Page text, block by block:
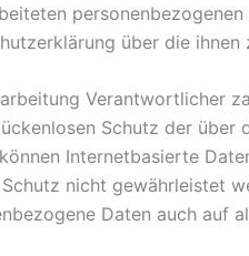
über die
Verantwortlicher
Schutz der
Internetbasierte
nicht gewährleistet
Daten auch auf